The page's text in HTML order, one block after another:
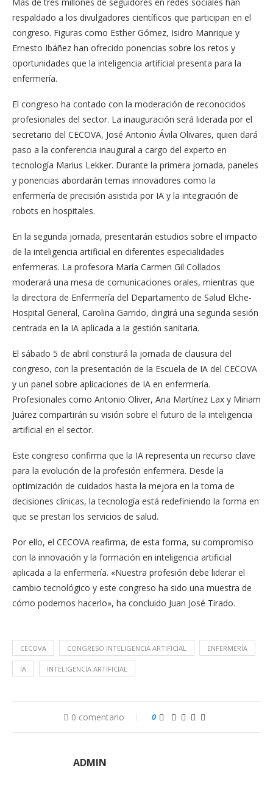
respaldado a los divulgadores científicos que participan en el
congreso. Figuras como Esther Gómez, Isidro Manrique y
Ernesto Ibáñez han ofrecido ponencias sobre los retos y
oportunidades que la inteligencia artificial presenta para la
enfermería.
El congreso ha contado con la moderación de reconocidos
profesionales del sector. La inauguración será liderada por el
secretario del CECOVA, José Antonio Ávila Olivares, quien dará
paso a la conferencia inaugural a cargo del experto en
tecnología Marius Lekker. Durante la primera jornada, paneles
y ponencias abordarán temas innovadores como la
enfermería de precisión asistida por IA y la integración de
robots en hospitales.
En la segunda jornada, presentarán estudios sobre el impacto
de la inteligencia artificial en diferentes especialidades
enfermeras. La profesora María Carmen Gil Collados
moderará una mesa de comunicaciones orales, mientras que
la directora de Enfermería del Departamento de Salud Elche-
Hospital General, Carolina Garrido, dirigirá una segunda sesión
centrada en la IA aplicada a la gestión sanitaria.
El sábado 5 de abril constiurá la jornada de clausura del
congreso, con la presentación de la Escuela de IA del CECOVA
y un panel sobre aplicaciones de IA en enfermería.
Profesionales como Antonio Oliver, Ana Martínez Lax y Miriam
Juárez compartirán su visión sobre el futuro de la inteligencia
artificial en el sector.
Este congreso confirma que la IA representa un recurso clave
para la evolución de la profesión enfermera. Desde la
optimización de cuidados hasta la mejora en la toma de
decisiones clínicas, la tecnología está redefiniendo la forma en
que se prestan los servicios de salud.
Por ello, el CECOVA reafirma, de esta forma, su compromiso
con la innovación y la formación en inteligencia artificial
aplicada a la enfermería. «Nuestra profesión debe liderar el
cambio tecnológico y este congreso ha sido una muestra de
cómo podemos hacerlo», ha concluido Juan José Tirado.
CECOVA CONGRESO INTELIGENCIA ARTIFICIAL ENFERMERÍA
IA INTELIGENCIA ARTIFICIAL
0 comentario 0
ADMIN